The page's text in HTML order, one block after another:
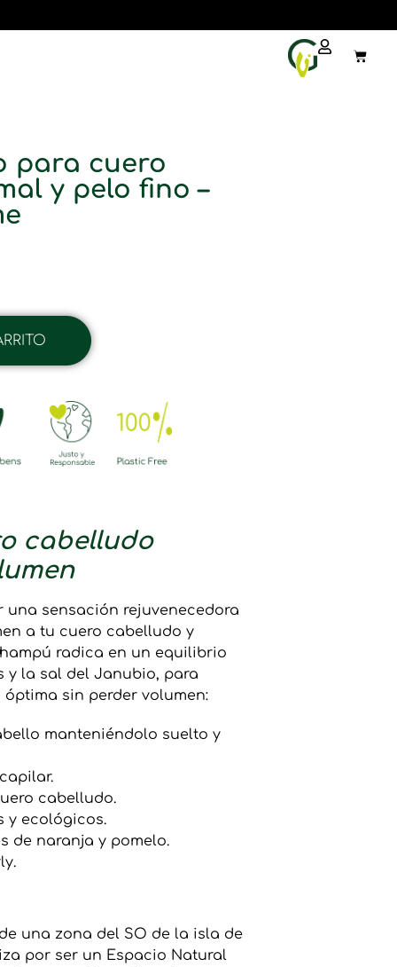
para cuero
y pelo fino –
cabelludo
una sensación rejuvenecedora
a tu cuero cabelludo y
radica en un equilibrio
y la sal del Janubio, para
sin perder volumen:
manteniéndolo suelto y
cabelludo.
y ecológicos.
de naranja y pomelo.
una zona del SO de la isla de
por ser un Espacio Natural